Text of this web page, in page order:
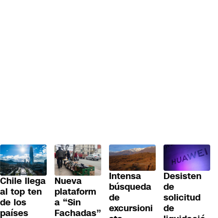
Chile llega
al top ten
de los
países
Nueva
plataform
a “Sin
Fachadas”
Intensa
búsqueda
de
excursioni
Desisten
de
solicitud
de